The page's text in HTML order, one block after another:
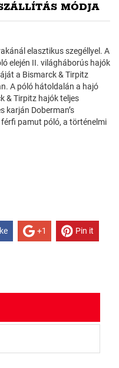
MÓDJA
elasztikus szegéllyel. A
elején II. világháborús hajók
a Bismarck & Tirpitz
A póló hátoldalán a hajó
& Tirpitz hajók teljes
karján Doberman’s
pamut póló, a történelmi
+1 Pin it